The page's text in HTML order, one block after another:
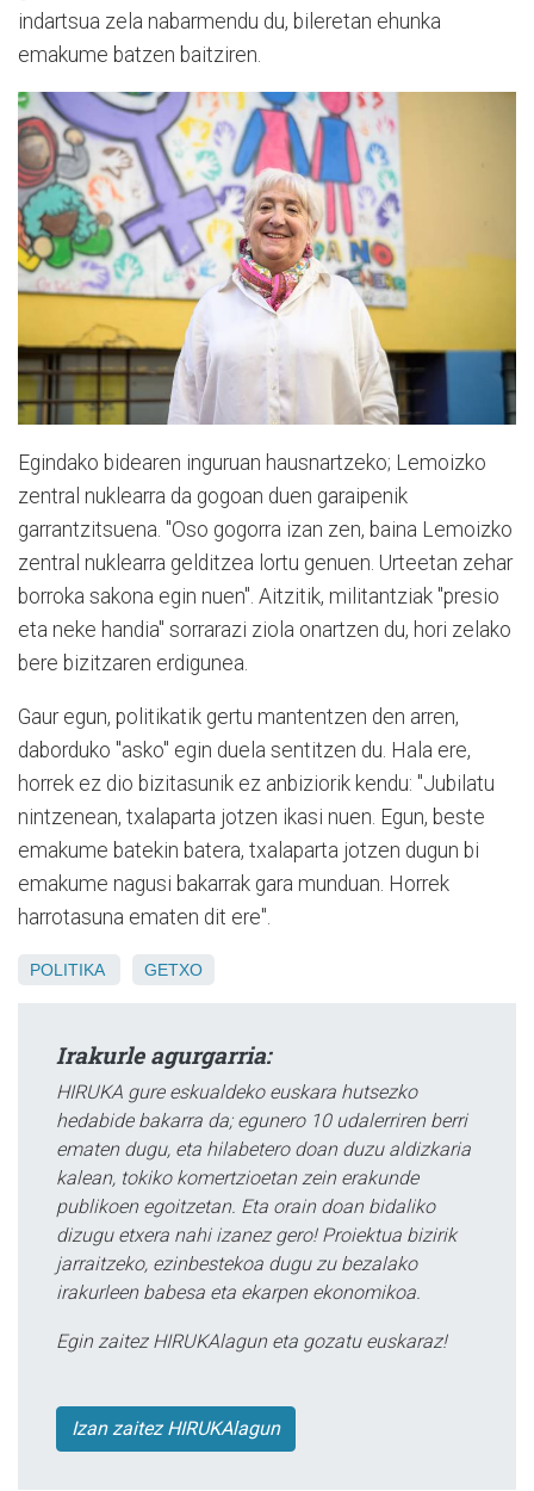
indartsua zela nabarmendu du, bileretan ehunka
emakume batzen baitziren.
Egindako bidearen inguruan hausnartzeko; Lemoizko
zentral nuklearra da gogoan duen garaipenik
garrantzitsuena. "Oso gogorra izan zen, baina Lemoizko
zentral nuklearra gelditzea lortu genuen. Urteetan zehar
borroka sakona egin nuen". Aitzitik, militantziak "presio
eta neke handia" sorrarazi ziola onartzen du, hori zelako
bere bizitzaren erdigunea.
Gaur egun, politikatik gertu mantentzen den arren,
daborduko "asko" egin duela sentitzen du. Hala ere,
horrek ez dio bizitasunik ez anbiziorik kendu: "Jubilatu
nintzenean, txalaparta jotzen ikasi nuen. Egun, beste
emakume batekin batera, txalaparta jotzen dugun bi
emakume nagusi bakarrak gara munduan. Horrek
harrotasuna ematen dit ere".
POLITIKA GETXO
Irakurle agurgarria:
HIRUKA gure eskualdeko euskara hutsezko
hedabide bakarra da; egunero 10 udalerriren berri
ematen dugu, eta hilabetero doan duzu aldizkaria
kalean, tokiko komertzioetan zein erakunde
publikoen egoitzetan. Eta orain doan bidaliko
dizugu etxera nahi izanez gero! Proiektua bizirik
jarraitzeko, ezinbestekoa dugu zu bezalako
irakurleen babesa eta ekarpen ekonomikoa.
Egin zaitez HIRUKAlagun eta gozatu euskaraz!
Izan zaitez HIRUKAlagun